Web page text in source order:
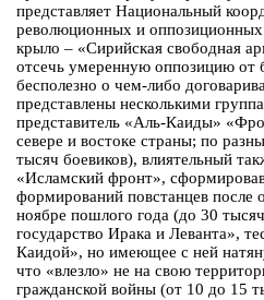
представляет Национальный
революционных и
крыло – «Сирийская свободная
отсечь умеренную оппозицию от
бесполезно о чем-либо
представлены несколькими
представитель «Аль-Каиды»
севере и востоке страны; по
тысяч боевиков), влиятельный
«Исламский фронт»,
формирований повстанцев после
ноябре пошлого года (до 30
государство Ирака и Леванта»,
Каидой», но имеющее с ней
что «влезло» не на свою
гражданской войны (от 10 до 15